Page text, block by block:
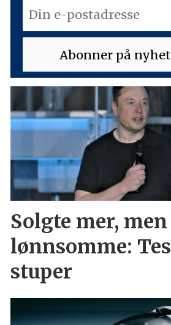
Solgte mer,
lønnsomme:
stuper